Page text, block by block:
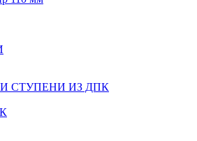
СТУПЕНИ ИЗ ДПК